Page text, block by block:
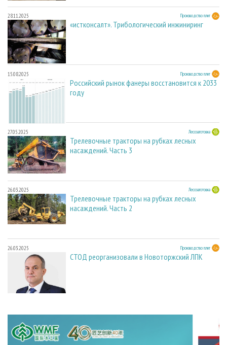
28.11.2025 Производство плит
«истконсалт». Трибологический инжиниринг
15.08.2025 Производство плит
Российский рынок фанеры восстановится к 2033
году
27.05.2025 Лесозаготовка
Трелевочные тракторы на рубках лесных
насаждений. Часть 3
26.03.2025 Лесозаготовка
Трелевочные тракторы на рубках лесных
насаждений. Часть 2
26.03.2025 Производство плит
СТОД реорганизовали в Новоторжский ЛПК